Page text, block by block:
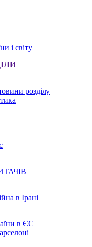
розділу
в Ірані
в ЄС